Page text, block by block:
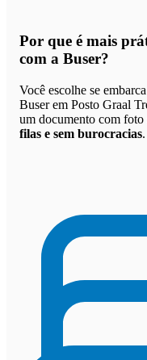
Por que é mais
com a Buser?
Você escolhe se
Buser em Posto Graal
um documento com
filas e sem burocracias.